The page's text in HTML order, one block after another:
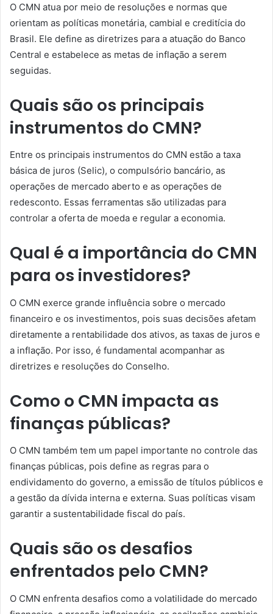
O CMN atua por meio de resoluções e normas que
orientam as políticas monetária, cambial e creditícia do
Brasil. Ele define as diretrizes para a atuação do Banco
Central e estabelece as metas de inflação a serem
seguidas.
Quais são os principais
instrumentos do CMN?
Entre os principais instrumentos do CMN estão a taxa
básica de juros (Selic), o compulsório bancário, as
operações de mercado aberto e as operações de
redesconto. Essas ferramentas são utilizadas para
controlar a oferta de moeda e regular a economia.
Qual é a importância do CMN
para os investidores?
O CMN exerce grande influência sobre o mercado
financeiro e os investimentos, pois suas decisões afetam
diretamente a rentabilidade dos ativos, as taxas de juros e
a inflação. Por isso, é fundamental acompanhar as
diretrizes e resoluções do Conselho.
Como o CMN impacta as
finanças públicas?
O CMN também tem um papel importante no controle das
finanças públicas, pois define as regras para o
endividamento do governo, a emissão de títulos públicos e
a gestão da dívida interna e externa. Suas políticas visam
garantir a sustentabilidade fiscal do país.
Quais são os desafios
enfrentados pelo CMN?
O CMN enfrenta desafios como a volatilidade do mercado